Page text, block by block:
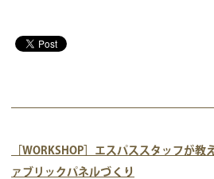
［WORKSHOP］エスパススタッフが教
ァブリックパネルづくり